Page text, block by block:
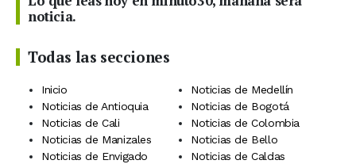
noticia.
Todas las secciones
Inicio
Noticias de Medellín
Noticias de Antioquia
Noticias de Bogotá
Noticias de Cali
Noticias de Colombia
Noticias de Manizales
Noticias de Bello
Noticias de Envigado
Noticias de Caldas